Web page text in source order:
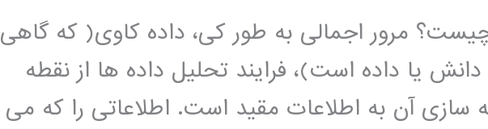
مرور اجمالی به طور کی، داده کاوی( که گاهی
یا داده است)، فرایند تحلیل داده ها از نقطه
آن به اطلاعات مقید است. اطلاعاتی را که می